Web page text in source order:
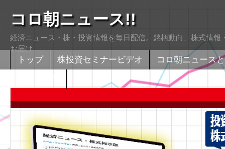
コロ朝ニュース!!
経済ニュース・株・投資情報を毎日配信。銘柄動向、株式情
お届け
トップ 株投資セミナービデオ
コロ朝ニュース